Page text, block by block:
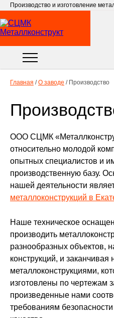
Производство и изготовление
Главная / О заводе / Производство
ООО СЦМК
относительно молодой
опытных специалистов и
производственную базу.
нашей деятельности
металлоконструкций в
Наше техническое
производить
разнообразных объектов,
конструкций, и
металлоконструкциями,
изготовлены по чертежам
произведенные нами
требованиям